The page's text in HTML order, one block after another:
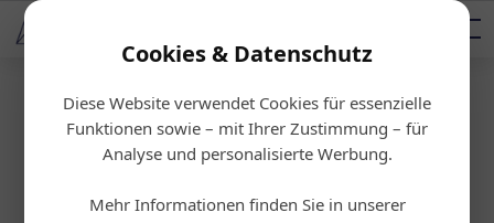
Cookies & Datenschutz
Diese Website verwendet Cookies für essenzielle
Funktionen sowie – mit Ihrer Zustimmung – für
Analyse und personalisierte Werbung.
Mehr Informationen finden Sie in unserer
AUTOMOTIVE SERVICES
AUTOMOTIVE AKADEMIE
Podcast
Startseite/Allgemein
Motorradmarkt: vorsi
chtiger Optimismus